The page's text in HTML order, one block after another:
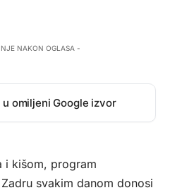
NAKON OGLASA -
omiljeni Google izvor
i kišom, program
svakim danom donosi